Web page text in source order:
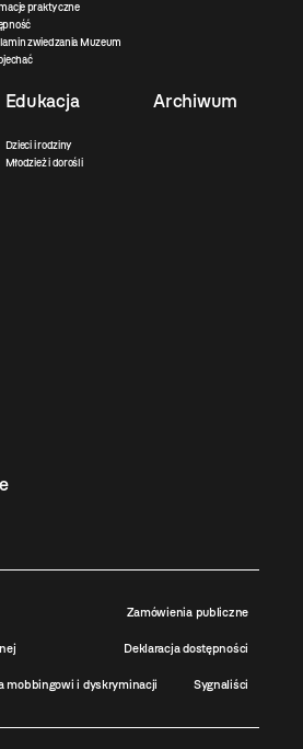
praktyczne
zwiedzania Muzeum
Edukacja
Dzieci i rodziny
Młodzież i dorośli
Archiwum
Zamówienia publiczne
Deklaracja dostępności
mobbingowi i dyskryminacji Sygnaliści